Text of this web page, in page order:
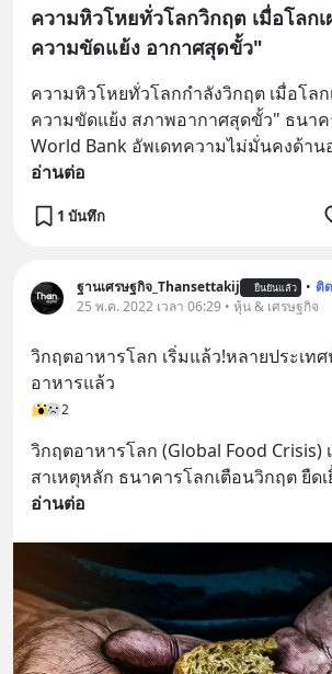
ความหิวโหยทั่วโลกวิกฤต เมื่อโลก
ความขัดแย้ง อากาศสุดขั้ว"
ความหิวโหยทั่วโลกกำลังวิกฤต เมื่อโลก
ความขัดแย้ง สภาพอากาศสุดขั้ว" ธนา
World Bank อัพเดทความไม่มั่นคงด้า
อ่านต่อ
1 บันทึก
ฐานเศรษฐกิจ_Thansettakij ยืนยันแล้ว • ติ
25 พ.ค. 2022 เวลา 06:29 • หุ้น & เศรษฐกิจ
วิกฤตอาหารโลก เริ่มแล้ว!หลายประเท
อาหารแล้ว
2
วิกฤตอาหารโลก (Global Food Crisis)
สาเหตุหลัก ธนาคารโลกเตือนวิกฤต ยืด
อ่านต่อ